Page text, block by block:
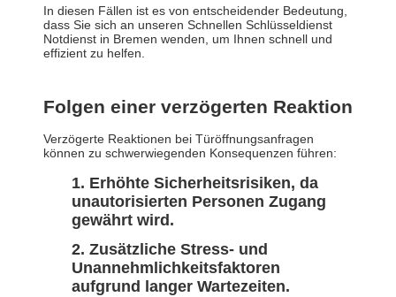
In diesen Fällen ist es von entscheidender Bedeutung,
dass Sie sich an unseren Schnellen Schlüsseldienst
Notdienst in Bremen wenden, um Ihnen schnell und
effizient zu helfen.
Folgen einer verzögerten Reaktion
Verzögerte Reaktionen bei Türöffnungsanfragen
können zu schwerwiegenden Konsequenzen führen:
Erhöhte Sicherheitsrisiken, da
unautorisierten Personen Zugang
gewährt wird.
Zusätzliche Stress- und
Unannehmlichkeitsfaktoren
aufgrund langer Wartezeiten.